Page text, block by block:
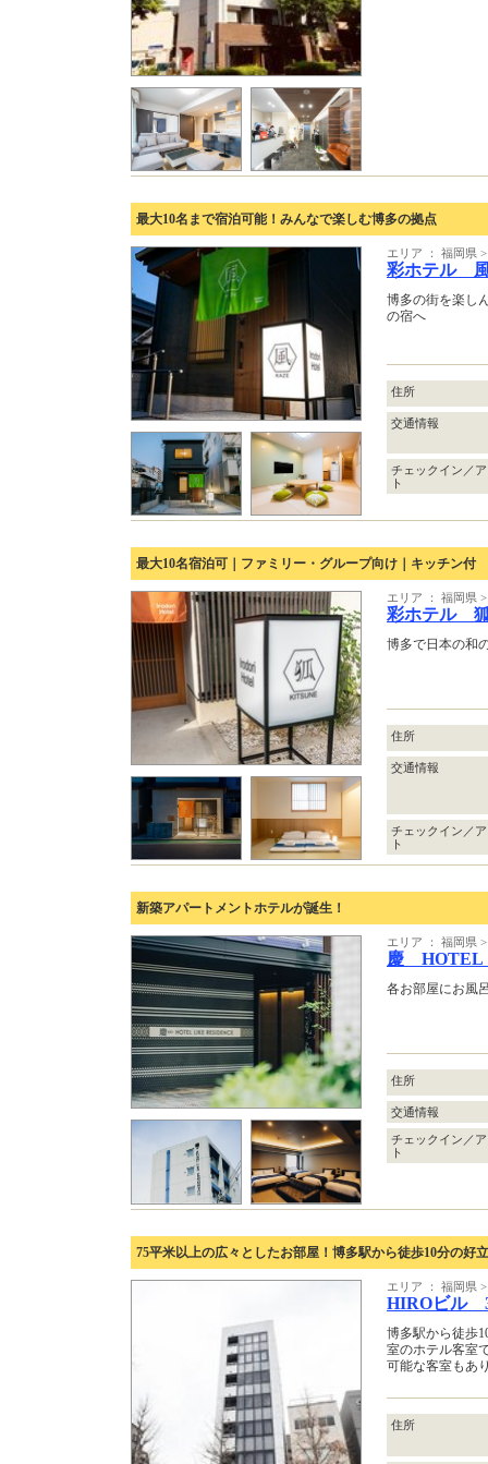
最大10名まで宿泊可能！みんなで楽しむ博多の拠点
エリア ： 福岡県
彩ホテル
博多の街を楽し
の宿へ
住所
交通情報
チェックイン／
ト
最大10名宿泊可｜ファミリー・グループ向け｜キッチン付
エリア ： 福岡県
彩ホテル
博多で日本の和
住所
交通情報
チェックイン／
ト
新築アパートメントホテルが誕生！
エリア ： 福岡県
慶
各お部屋にお風
住所
交通情報
チェックイン／
ト
75平米以上の広々としたお部屋！博多駅から徒歩10分の好
エリア ： 福岡県
HIROビル
博多駅から徒歩
室のホテル客室
可能な客室もあ
住所